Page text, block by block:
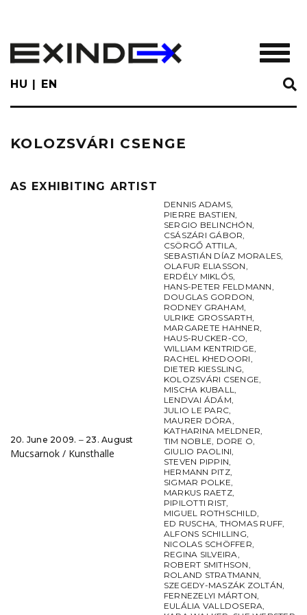
main
content
HU EN
KOLOZSVÁRI CSENGE
AS EXHIBITING ARTIST
20. June 2009. ‒ 23. August
Mucsarnok / Kunsthalle
DENNIS ADAMS,
PIERRE BASTIEN,
SERGIO BELINCHÓN,
CSÁSZÁRI GÁBOR,
CSÖRGŐ ATTILA,
SEBASTIÁN DÍAZ MORALES,
OLAFUR ELIASSON,
ERDÉLY MIKLÓS,
HANS-PETER FELDMANN,
DOUGLAS GORDON,
RODNEY GRAHAM,
ULRIKE GROSSARTH,
MARGARETE HAHNER,
HAUS-RUCKER-CO,
WILLIAM KENTRIDGE,
RACHEL KHEDOORI,
DIETER KIESSLING,
KOLOZSVÁRI CSENGE,
MISCHA KUBALL,
LENDVAI ÁDÁM,
JULIO LE PARC,
MAURER DÓRA,
KATHARINA MELDNER,
TIM NOBLE, DORE O,
GIULIO PAOLINI,
STEVEN PIPPIN,
HERMANN PITZ,
SIGMAR POLKE,
MARKUS RAETZ,
PIPILOTTI RIST,
MIGUEL ROTHSCHILD,
ED RUSCHA, THOMAS RUFF,
ALFONS SCHILLING,
NICOLAS SCHÖFFER,
REGINA SILVEIRA,
ROBERT SMITHSON,
ROLAND STRATMANN,
SZEGEDY-MASZÁK ZOLTÁN,
FERNEZELYI MÁRTON,
EULÁLIA VALLDOSERA,